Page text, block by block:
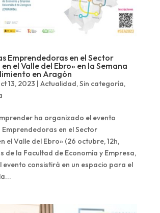
Emprendedoras en el Sector
el Valle del Ebro» en la Semana
en Aragón
13, 2023 | Actualidad,Sin categoría,
ha organizado el evento
Emprendedoras en el Sector
el Valle del Ebro» (26 octubre, 12h,
de la Facultad de Economía y Empresa,
evento consistirá en un espacio para el